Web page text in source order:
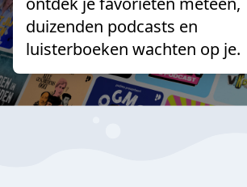
duizenden podcasts en
luisterboeken wachten op je.